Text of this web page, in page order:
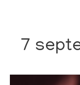
7